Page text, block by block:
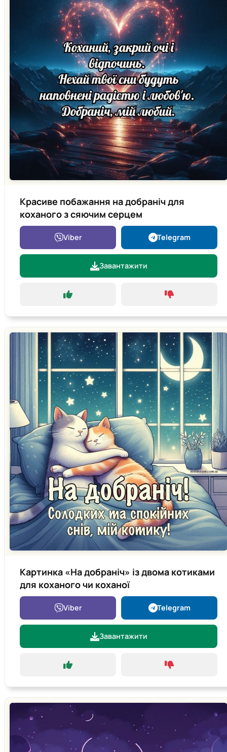
Красиве побажання на добраніч для
коханого з сяючим серцем
Viber Telegram
Завантажити
Картинка «На добраніч» із двома котиками
для коханого чи коханої
Viber Telegram
Завантажити